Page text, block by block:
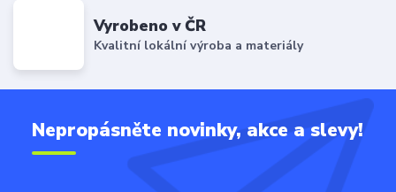
Vyrobeno v ČR
Kvalitní lokální výroba a materiály
Nepropásněte novinky, akce a slevy!